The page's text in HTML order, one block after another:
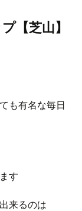
【芝山】
も有名な毎日
す
来るのは